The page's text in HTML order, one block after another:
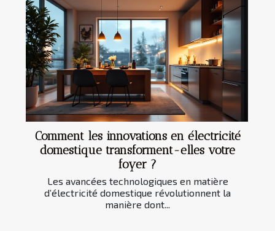
Comment les innovations en électricité
domestique transforment-elles votre
foyer ?
Les avancées technologiques en matière
d’électricité domestique révolutionnent la
manière dont...